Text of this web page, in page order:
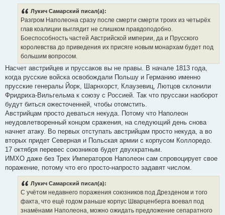
Лукич Самарский писал(а):
Разгром Наполеона сразу после смерти смерти троих из четырёх
глав коалиции выглядит не слишком правдоподобно.
Боеспособность частей Австрийской империи, да и Прусского
королевства до приведения их присяге новым монархам будет под
большим вопросом.
Насчет австрийцев и пруссаков вы не правы. В начале 1813 года,
когда русские войска освобождали Польшу и Германию именно
прусские генералы Йорк, Шарнхорст, Клаузевиц, Лютцов склонили
Фридриха-Вильгельма к союзу с Россией. Так что пруссаки наоборот
будут биться ожесточенней, чтобы отомстить.
Австрийцам просто деваться некуда. Потому что Наполеон
неудовлетворенный концом сражения, на следующий день снова
начнет атаку. Во первых отступать австрийцам просто некуда, а во
вторых придет Северная и Польская армии с корпусом Коллоредо.
17 октября перевес союзников будет двухкратным.
ИМХО даже без Трех Императоров Наполеон сам спровоцирует свое
поражение, потому что его просто-напросто задавят числом.
Лукич Самарский писал(а):
С учётом недавнего поражения союзников под Дрезденом и того
факта, что ещё годом раньше корпус Шварценберга воевал под
знамёнами Наполеона, можно ожидать предложение сепаратного